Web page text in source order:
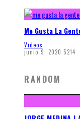
Me Gusta La
Videos
junio 9, 2020 5214
RANDOM